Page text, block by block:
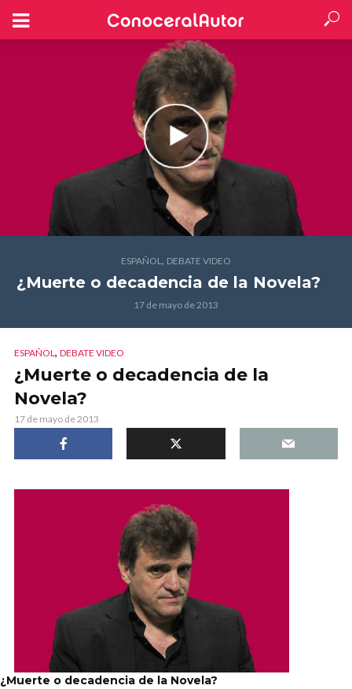
ESPAÑOL, DEBATE VIDEO
¿Muerte o decadencia de la Novela?
17 de mayo de 2013
ESPAÑOL, DEBATE VIDEO
¿Muerte o decadencia de la
Novela?
17 de mayo de 2013
¿Muerte o decadencia de la Novela?